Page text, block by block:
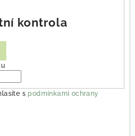
kontrola
s podmínkami ochrany